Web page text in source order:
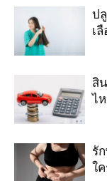
ป
เ
สิ
ไ
รั
ใ